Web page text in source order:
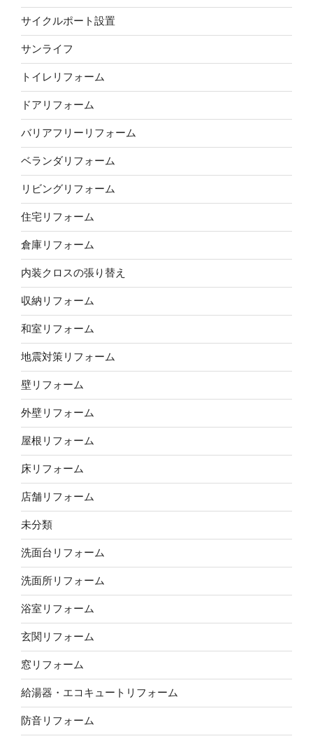
サイクルポート設置
サンライフ
トイレリフォーム
ドアリフォーム
バリアフリーリフォーム
ベランダリフォーム
リビングリフォーム
住宅リフォーム
倉庫リフォーム
内装クロスの張り替え
収納リフォーム
和室リフォーム
地震対策リフォーム
壁リフォーム
外壁リフォーム
屋根リフォーム
床リフォーム
店舗リフォーム
未分類
洗面台リフォーム
洗面所リフォーム
浴室リフォーム
玄関リフォーム
窓リフォーム
給湯器・エコキュートリフォーム
防音リフォーム